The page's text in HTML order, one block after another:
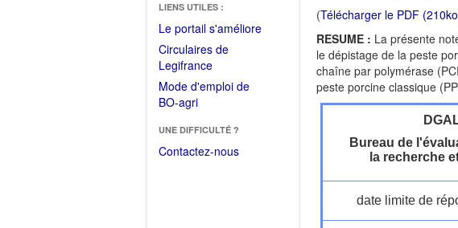
LIENS UTILES :
Le portail s'améliore(Fichier
Circulaires de
Legifrance(Ouvrir
dans
une
fenêtre)
Mode d'emploi de
BO-agri(Ouvrir
une
nouvelle
UNE DIFFICULTÉ ?
Contactez-nous
(Télécharger le PDF
RESUME : La présente
le dépistage de la peste
chaîne par polymérase
peste porcine classique
Bureau de
la recherche
date limite de